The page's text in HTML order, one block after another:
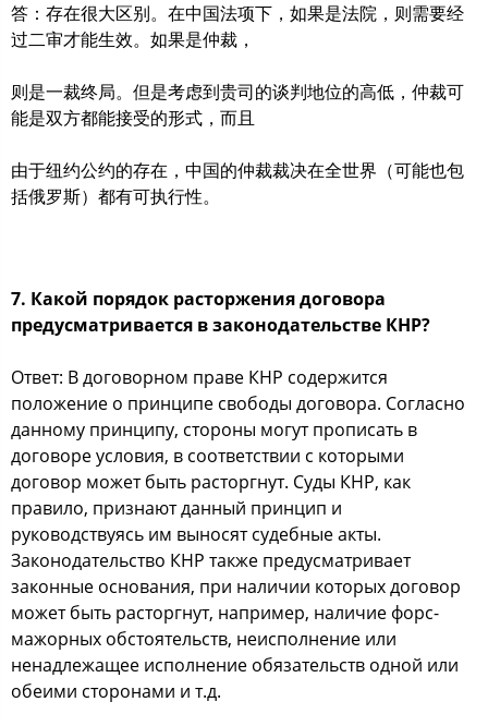
答：存在很大区别。在中国法项下，如果是法院，则需要经
过二审才能生效。如果是仲裁，
则是一裁终局。但是考虑到贵司的谈判地位的高低，仲裁可
能是双方都能接受的形式，而且
由于纽约公约的存在，中国的仲裁裁决在全世界（可能也包
括俄罗斯）都有可执行性。
7. Какой порядок расторжения договора
предусматривается в законодательстве КНР?
Ответ: В договорном праве КНР содержится
положение о принципе свободы договора. Согласно
данному принципу, стороны могут прописать в
договоре условия, в соответствии с которыми
договор может быть расторгнут. Суды КНР, как
правило, признают данный принцип и
руководствуясь им выносят судебные акты.
Законодательство КНР также предусматривает
законные основания, при наличии которых договор
может быть расторгнут, например, наличие форс-
мажорных обстоятельств, неисполнение или
ненадлежащее исполнение обязательств одной или
обеими сторонами и т.д.